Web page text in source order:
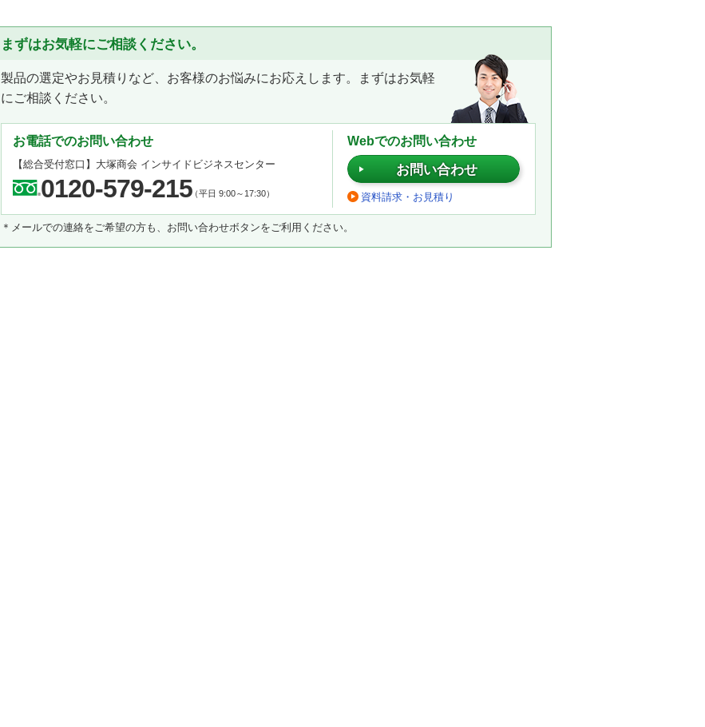
まずはお気軽にご相談ください。
製品の選定やお見積りなど、お客様のお悩みにお応えします。まずはお気軽
にご相談ください。
お電話でのお問い合わせ
【総合受付窓口】 大塚商会 インサイドビジネスセンター
0120-579-215（平日 9:00～17:30）
Webでのお問い合わせ
お問い合わせ
資料請求・お見積り
＊メールでの連絡をご希望の方も、お問い合わせボタンをご利用ください。